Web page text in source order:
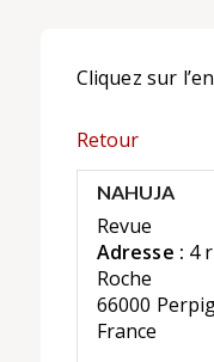
Cliquez sur
Retour
NAHUJA
Revue
Adresse : 4
Roche
66000
France